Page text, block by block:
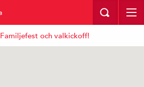
Familjefest och valkickoff!